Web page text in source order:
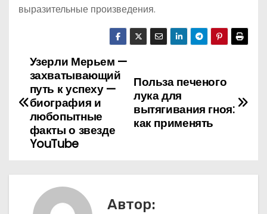
выразительные произведения.
Н
а
Польза печеного
лука для
вытягивания гноя:
как применять
Узерли Мерьем —
захватывающий
путь к успеху —
биография и
любопытные
факты о звезде
YouTube
Автор: